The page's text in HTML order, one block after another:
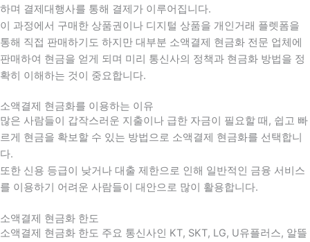
하며 결제대행사를 통해 결제가 이루어집니다.
이 과정에서 구매한 상품권이나 디지털 상품을 개인거래 플렛폼을
통해 직접 판매하기도 하지만 대부분 소액결제 현금화 전문 업체에
판매하여 현금을 얻게 되며 미리 통신사의 정책과 현금화 방법을 정
확히 이해하는 것이 중요합니다.
소액결제 현금화를 이용하는 이유
많은 사람들이 갑작스러운 지출이나 급한 자금이 필요할 때 , 쉽고 빠
르게 현금을 확보할 수 있는 방법으로 소액결제 현금화를 선택합니
다.
또한 신용 등급이 낮거나 대출 제한으로 인해 일반적인 금융 서비스
를 이용하기 어려운 사람들이 대안으로 많이 활용합니다.
소액결제 현금화 한도
소액결제 현금화 한도 주요 통신사인 KT, SKT, LG, U유플러스, 알뜰